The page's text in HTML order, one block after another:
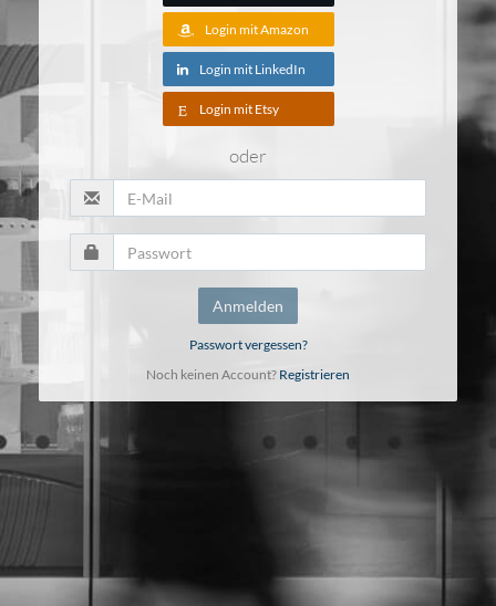
Login mit Amazon
Login mit LinkedIn
Login mit Etsy
oder
Anmelden
Passwort vergessen?
Noch keinen Account? Registrieren